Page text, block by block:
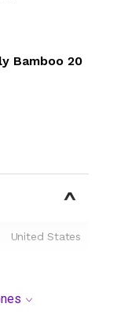
Bamboo 20
United States